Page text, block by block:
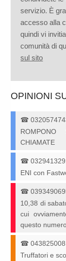
servizio. È
accesso alla
quindi vi
comunità di
sul sito
OPINIONI
☎
ROMPONO
CHIAMATE
☎
ENI con
☎
10,38 di
cui
questo
☎043825008
Truffatori e